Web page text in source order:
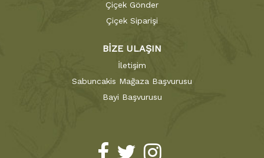
Çiçek Gönder
Çiçek Siparişi
BİZE ULAŞIN
İletişim
Sabuncakis Mağaza Başvurusu
Bayi Başvurusu